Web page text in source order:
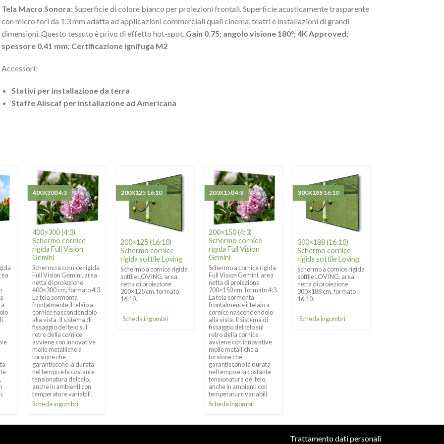
Tela Macro Sonora: Superficie di colore bianco per proiezioni frontali. Superficie acusticamente trasparente
con micro fori da 1.3 mm adatta ad applicazioni commerciali quali cinema, teatri e installazioni di grandi
dimensioni. Questo tessuto è privo di effetto hot-spot. Gain 0.75; angolo visione 180°; 4K Approved;
spessore 0.41 mm; Certificazione ignifuga M2
Accessori:
Stativi per installazione da terra
Staffe Aliscaf per installazione ad Americana
400×300 (4:3)
Schermo cornice
rigida Full Vision
Gemini
Schermo a cornice rigida
Full Vision Gemini, area
netta di proiezione
400×300 cm, formato 4:3.
La tela sormonta
frontalmente il telaio a
cornice nascondendolo
alla vista. Il sistema di
fissaggio del telo sul
retro della cornice
avviene con innovative
molle metalliche a
torsione che
garantiscono la durata
nel tempo e la costante
tensionatura del telo,
anche in ambienti con
temperature variabili.
Scheda ingombri
400X300 4:3
200×125 (16:10)
Schermo cornice
rigida sottile Loving
Schermo a cornice rigida
sottile LOVING, area
netta di proiezione
200×125 cm, formato
16:10.
Scheda ingombri
200X125 16:10
200×150 (4:3)
Schermo cornice
rigida Full Vision
Gemini
Schermo a cornice rigida
Full Vision Gemini, area
netta di proiezione
200×150 cm, formato 4:3.
La tela sormonta
frontalmente il telaio a
cornice nascondendolo
alla vista. Il sistema di
fissaggio del telo sul
retro della cornice
avviene con innovative
molle metalliche a
torsione che
garantiscono la durata
nel tempo e la costante
tensionatura del telo,
anche in ambienti con
temperature variabili.
Scheda ingombri
200X150 4:3
300×188 (16:10)
Schermo cornice
rigida sottile Loving
Schermo a cornice rigida
sottile LOVING, area
netta di proiezione
300×188 cm, formato
16:10.
Scheda ingombri
300X188 16:10
Trattamento dati personali